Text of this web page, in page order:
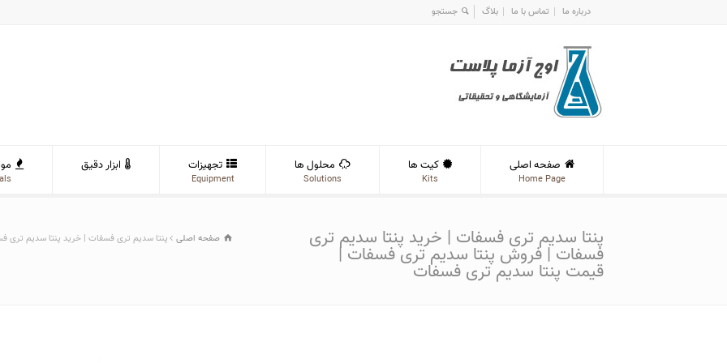
درباره ما تماس با ما بلاگ
صفحه اصلی
Home Page
کیت ها
Kits
محلول ها
Solutions
تجهیزات
Equipment
ابزار دقیق
پنتا سدیم تری فسفات | خرید پنتا سدیم تری
فسفات | فروش پنتا سدیم تری فسفات |
قیمت پنتا سدیم تری فسفات
صفحه اصلی پنتا سدیم تری فسفات | خرید پنتا سدیم